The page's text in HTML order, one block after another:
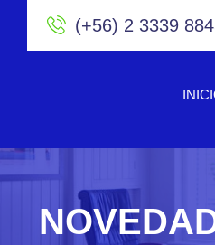
(+56) 2 3339